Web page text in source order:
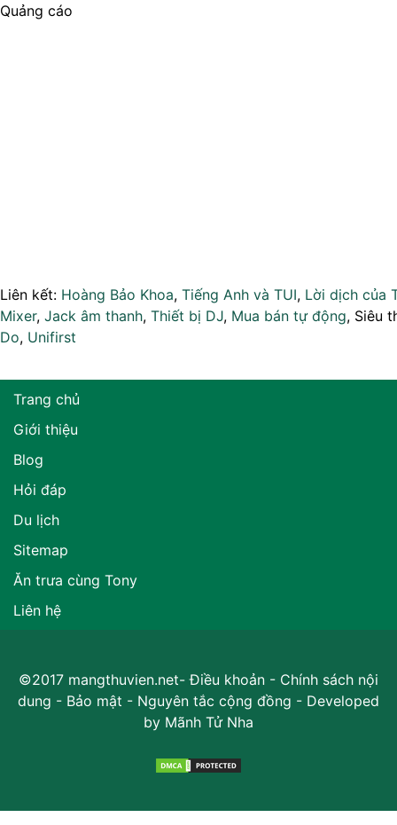
Quảng cáo
Liên kết: Hoàng Bảo Khoa, Tiếng Anh và TUI, Lời dịch của
Mixer, Jack âm thanh, Thiết bị DJ, Mua bán tự động, Siêu
Do, Unifirst
Trang chủ
Giới thiệu
Blog
Hỏi đáp
Du lịch
Sitemap
Ăn trưa cùng Tony
Liên hệ
©2017 mangthuvien.net-Điều khoản - Chính sách nội
dung - Bảo mật - Nguyên tắc cộng đồng - Developed
by Mãnh Tử Nha